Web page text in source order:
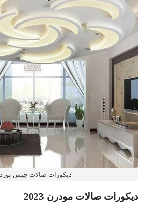
ديكورات صالات جبس بورد
ديكورات صالات مودرن 2023